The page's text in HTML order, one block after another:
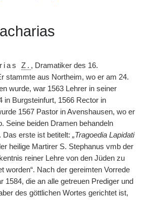
Z. , Dramatiker des 16.
stammte aus Northeim, wo er am 24.
wurde, war 1563 Lehrer in seiner
in Burgsteinfurt, 1566 Rector in
1567 Pastor in Avenshausen, wo er
Seine beiden Dramen behandeln
Das erste ist betitelt: „Tragoedia Lapidati
heilige Martirer S. Stephanus vmb der
reiner Lehre von den Jüden zu
worden“. Nach der gereimten Vorrede
1584, die an alle getreuen Prediger und
des göttlichen Wortes gerichtet ist,